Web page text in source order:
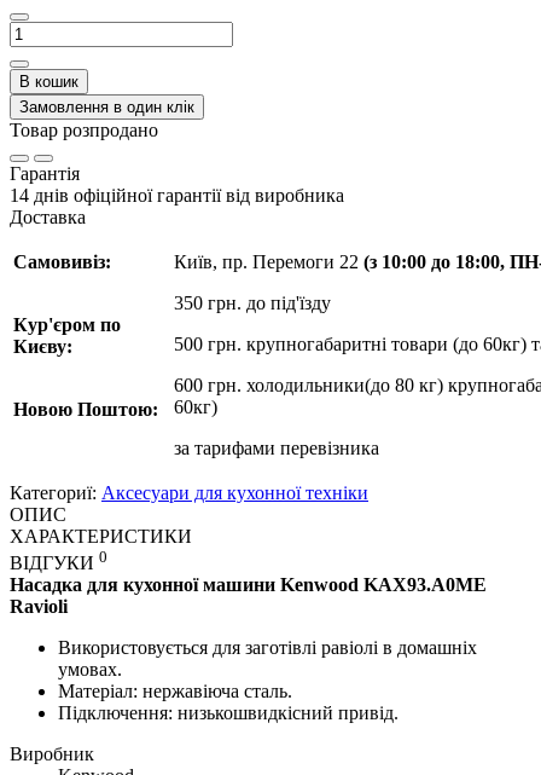
В кошик
Замовлення в один клік
Товар розпродано
Гарантія
14 днів офіційної гарантії від виробника
Доставка
Самовивіз:
Кур'єром по
Києву:
Новою Поштою:
Київ, пр. Перемоги 22 (з 10:00 до 18:00,
350 грн. до під'їзду
500 грн. крупногабаритні товари (до 60кг)
600 грн. холодильники(до 80 кг)
60кг)
за тарифами перевізника
Категориї: Аксесуари для кухонної техніки
ОПИС
ХАРАКТЕРИСТИКИ
ВІДГУКИ 0
Насадка для кухонної машини Kenwood KAX93.A0ME
Ravioli
Використовується для заготівлі равіолі в домашніх
умовах.
Матеріал: нержавіюча сталь.
Підключення: низькошвидкісний привід.
Виробник